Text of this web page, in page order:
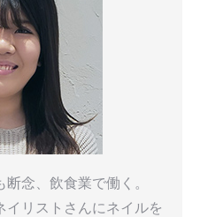
念、飲食業で働く。
イリストさんにネイルを